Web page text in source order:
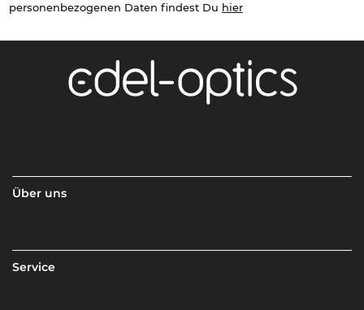
personenbezogenen Daten findest Du hier
Über uns
Service